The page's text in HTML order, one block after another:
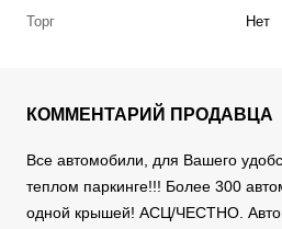
Торг
Нет
КОММЕНТАРИЙ ПРОДАВЦА
Все автомобили, для Вашего
теплом паркинге!!! Более 300
одной крышей! АСЦ/ЧЕСТНО.